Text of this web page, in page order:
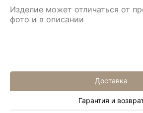
Изделие может отличаться от
фото и в описании
Доставка
Гарантия и
Алла Майорова